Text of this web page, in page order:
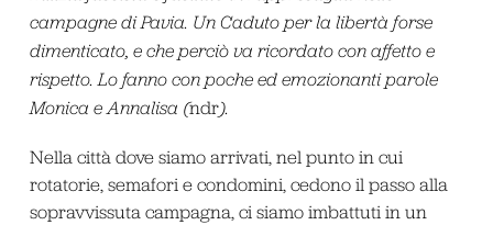
campagne di Pavia. Un Caduto per la libertà forse
dimenticato, e che perciò va ricordato con affetto e
rispetto. Lo fanno con poche ed emozionanti parole
Monica e Annalisa (ndr).
Nella città dove siamo arrivati, nel punto in cui
rotatorie, semafori e condomini, cedono il passo alla
sopravvissuta campagna, ci siamo imbattuti in un